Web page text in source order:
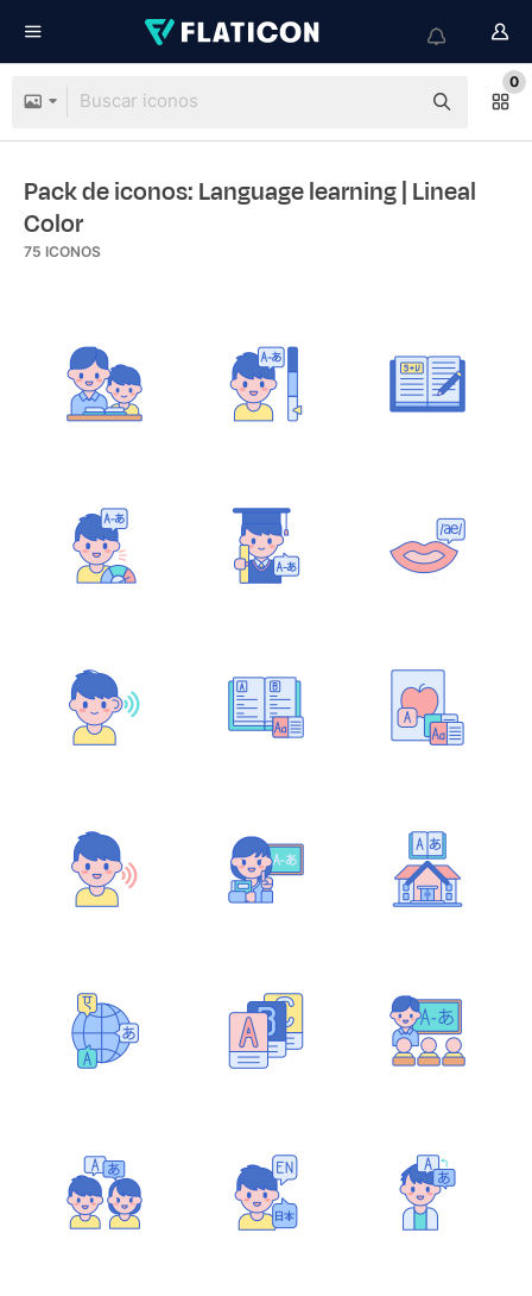
0
Pack de iconos: Language learning| Lineal
Color
75 ICONOS